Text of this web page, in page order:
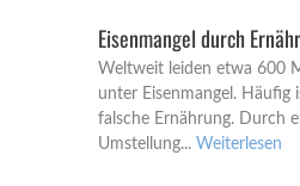
Eisenmangel durch
Weltweit leiden etwa 600
unter Eisenmangel. Häufig
falsche Ernährung. Durch
Umstellung... Weiterlesen